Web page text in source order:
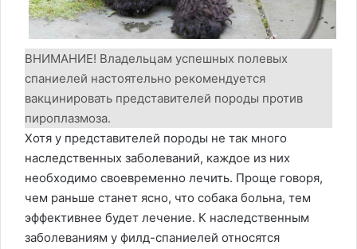
ВНИМАНИЕ! Владельцам успешных полевых
спаниелей настоятельно рекомендуется
вакцинировать представителей породы против
пироплазмоза.
Хотя у представителей породы не так много
наследственных заболеваний, каждое из них
необходимо своевременно лечить. Проще говоря,
чем раньше станет ясно, что собака больна, тем
эффективнее будет лечение. К наследственным
заболеваниям у филд-спаниелей относятся